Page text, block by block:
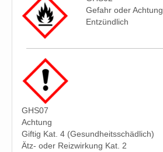
Gefahr oder Achtung
Entzündlich
GHS07
Achtung
Giftig Kat. 4 (Gesundheitsschädlich)
Ätz- oder Reizwirkung Kat. 2